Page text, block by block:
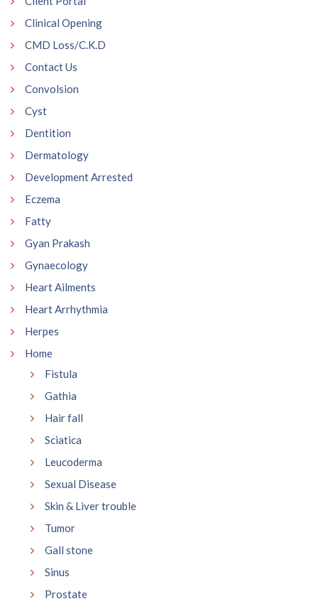
Clinical Opening
CMD Loss/C.K.D
Contact Us
Convolsion
Cyst
Dentition
Dermatology
Development Arrested
Eczema
Fatty
Gyan Prakash
Gynaecology
Heart Ailments
Heart Arrhythmia
Herpes
Home
Fistula
Gathia
Hair fall
Sciatica
Leucoderma
Sexual Disease
Skin & Liver trouble
Tumor
Gall stone
Sinus
Prostate